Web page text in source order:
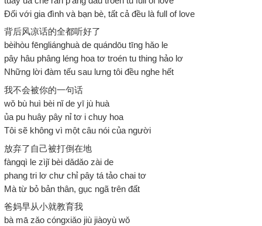
Đối với gia đình và bạn bè, tất cả đều là full of love
背后风凉话的全都听好了
bèihòu fēngliánghuà de quándōu tīng hǎo le
pây hâu phâng léng hoa tơ troén tu thing hảo lơ
Những lời đàm tếu sau lưng tôi đều nghe hết
我不会被你的一句话
wǒ bù huì bèi nǐ de yī jù huà
ủa pu huây pây nỉ tơ i chuy hoa
Tôi sẽ không vì một câu nói của người
放弃了自己被打倒在地
fàngqì le zìjǐ bèi dǎdǎo zài de
phang tri lơ chư chỉ pây tá tảo chai tơ
Mà từ bỏ bản thân, gục ngã trên đất
爸妈早从小就教育我
bà mā zǎo cóngxiǎo jiù jiàoyù wǒ